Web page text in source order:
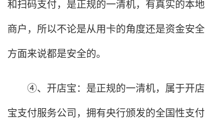
和扫码支付，是正规的一清机，有真实的本地
商户，所以不论是从用卡的角度还是资金安全
方面来说都是安全的。
④、开店宝：是正规的一清机，属于开店
宝支付服务公司，拥有央行颁发的全国性支付